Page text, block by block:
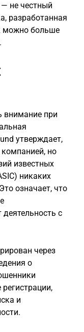
не честный
разработанная
можно больше
внимание при
утверждает,
но
известных
никаких
означает, что
деятельность с
через
о
и